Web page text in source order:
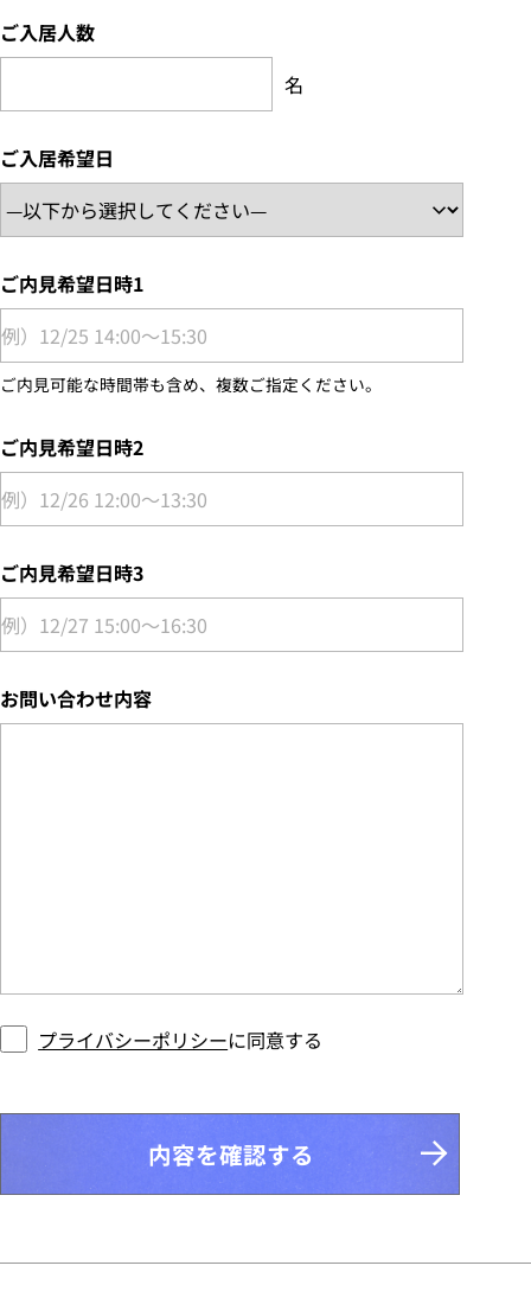
ご入居人数
名
ご入居希望日
ご内見希望日時1
ご内見可能な時間帯も含め、複数ご指定ください。
ご内見希望日時2
ご内見希望日時3
お問い合わせ内容
プライバシーポリシーに同意する
内容を確認する